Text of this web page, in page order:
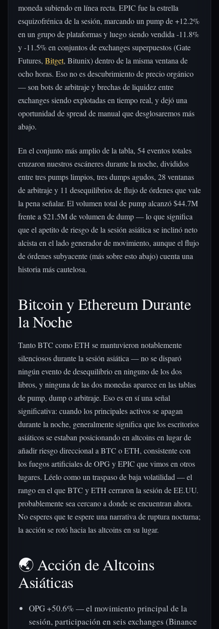
moneda subiendo en línea recta. EPIC fue la estrella
esquizofrénica de la sesión, marcando un pump de +12.2%
en un grupo de plataformas y luego siendo vendida -11.8%
y -11.5% en conjuntos de exchanges superpuestos (Gate
Futures, Bitget, Bitunix) dentro de la misma ventana de
ocho horas. Eso no es descubrimiento de precio orgánico
— son bots de arbitraje y brechas de liquidez entre
exchanges siendo explotadas en tiempo real, y dejó una
oportunidad de spread de manual que desglosaremos más
abajo.
En el conjunto más amplio de la tabla, 54 eventos totales
cruzaron nuestros escáneres durante la noche, divididos
entre tres pumps limpios, tres dumps agudos, 28 ventanas
de arbitraje y 11 desequilibrios de flujo de órdenes que vale
la pena señalar. El volumen total de pump alcanzó $44.7M
frente a $21.5M de volumen de dump — lo que significa
que el apetito de riesgo de la sesión asiática se inclinó neto
alcista en el lado generador de movimiento, aunque el flujo
de órdenes subyacente (más sobre esto abajo) cuenta una
historia más cautelosa.
Bitcoin y Ethereum Durante
la Noche
Tanto BTC como ETH se mantuvieron notablemente
silenciosos durante la sesión asiática — no se disparó
ningún evento de desequilibrio en ninguno de los dos
libros, y ninguna de las dos monedas aparece en las tablas
de pump, dump o arbitraje. Eso es en sí una señal
significativa: cuando los principales activos se apagan
durante la noche, generalmente significa que los escritorios
asiáticos se estaban posicionando en altcoins en lugar de
añadir riesgo direccional a BTC o ETH, consistente con
los fuegos artificiales de OPG y EPIC que vimos en otros
lugares. Léelo como un traspaso de baja volatilidad — el
rango en el que BTC y ETH cerraron la sesión de EE.UU.
probablemente sea cercano a donde se encuentran ahora.
No esperes que te espere una narrativa de ruptura nocturna;
la acción se rotó hacia las altcoins en su lugar.
🌏 Acción de Altcoins
Asiáticas
OPG +50.6% — el movimiento principal de la
sesión, participación en seis exchanges (Binance